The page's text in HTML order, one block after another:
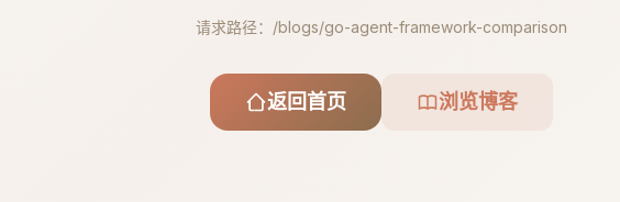
请求路径： /blogs/go-agent-framework-comparison
返回首页 浏览博客